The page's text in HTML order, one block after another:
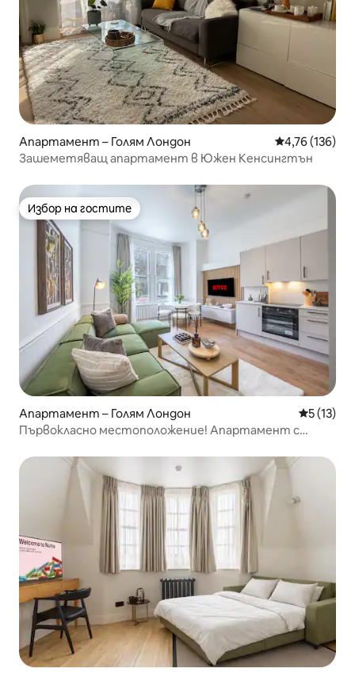
Апартамент – Голям Лондон Средна
4,76 (136)
Зашеметяващ апартамент в Южен Кенсингтън
Избор на гостите
Избор на гостите
Апартамент – Голям Лондон Средна
5 (13)
Първокласно местоположение! Апартамент с